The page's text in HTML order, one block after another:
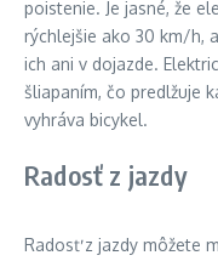
poistenie. Je jasné, že
rýchlejšie ako 30 km/h,
ich ani v dojazde.
šliapaním, čo predlžuje
vyhráva bicykel.
Radosť z jazdy
Radosť z jazdy môžete